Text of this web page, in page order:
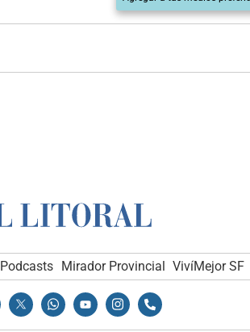
Podcasts Mirador Provincial VivíMejor SF